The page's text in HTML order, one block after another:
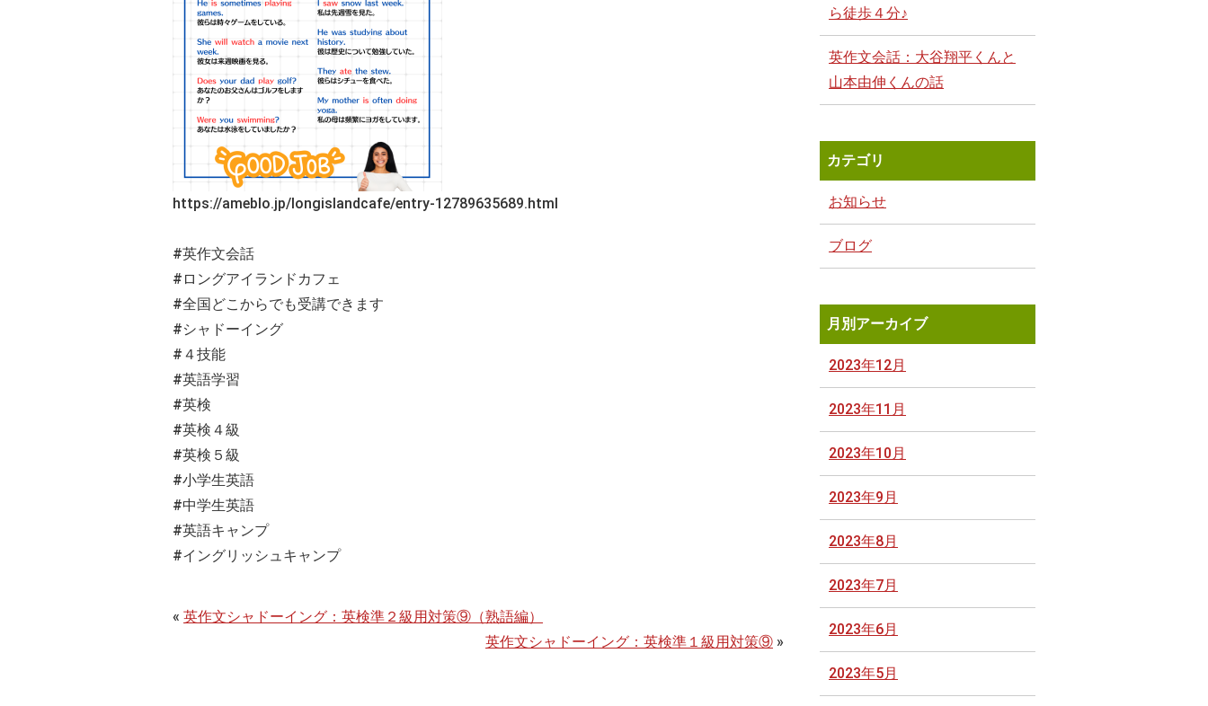
https://ameblo.jp/longislandcafe/entry-12789635689.html
#英作文会話
#ロングアイランドカフェ
#全国どこからでも受講できます
#シャドーイング
#４技能
#英語学習
#英検
#英検４級
#英検５級
#小学生英語
#中学生英語
#英語キャンプ
#イングリッシュキャンプ
« 英作文シャドーイング：英検準２級用対策⑨（熟語編）
英作文シャドーイング：英検準１級用対策⑨ »
ら徒歩４分♪
英作文会話：大谷翔平くんと
山本由伸くんの話
カテゴリ
お知らせ
ブログ
月別アーカイブ
2023年12月
2023年11月
2023年10月
2023年9月
2023年8月
2023年7月
2023年6月
2023年5月